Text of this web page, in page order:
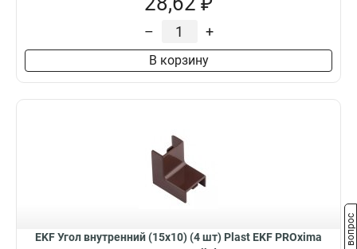
– +
В корзину
EKF Угол внутренний (15х10) (4 шт) Plast EKF PROxima